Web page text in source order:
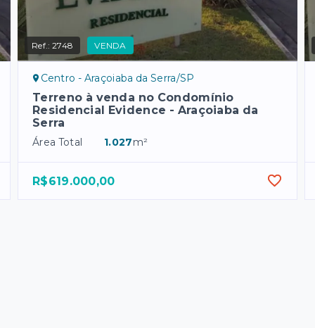
Ref.:2748 VENDA
Centro - Araçoiaba da Serra/SP
Terreno à venda no Condomínio
Residencial Evidence - Araçoiaba da
Serra
Área Total 1.027m²
R$619.000,00